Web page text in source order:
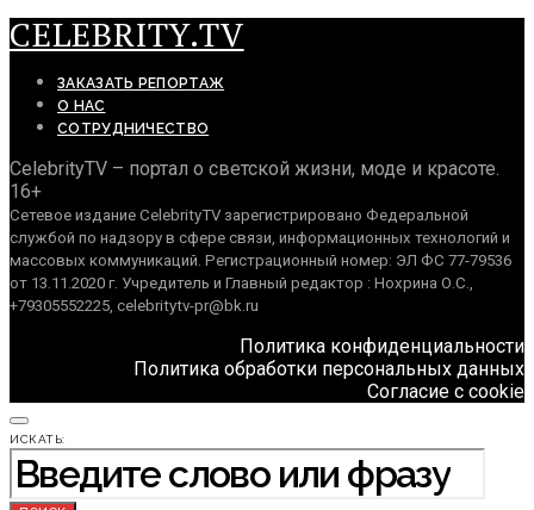
CELEBRITY.TV
ЗАКАЗАТЬ РЕПОРТАЖ
О НАС
СОТРУДНИЧЕСТВО
CelebrityTV – портал о светской жизни, моде и красоте.
16+
Сетевое издание CelebrityTV зарегистрировано Федеральной
службой по надзору в сфере связи, информационных технологий и
массовых коммуникаций. Регистрационный номер: ЭЛ ФС 77-79536
от 13.11.2020 г. Учредитель и Главный редактор : Нохрина О.С.,
+79305552225, celebritytv-pr@bk.ru
Политика конфиденциальности
Политика обработки персональных данных
Согласие с cookie
ИСКАТЬ: